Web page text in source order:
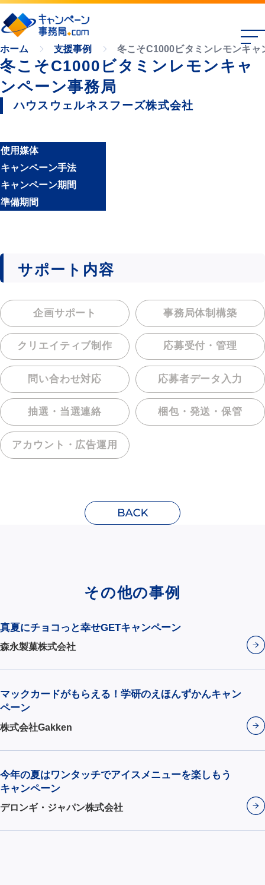
ホーム 支援事例 冬こそC1000ビタミンレモンキャ
冬こそC1000ビタミンレモンキャ
ンペーン事務局
ハウスウェルネスフーズ株式会社
使用媒体
キャンペーン手法
キャンペーン期間
準備期間
サポート内容
企画サポート 事務局体制構築
クリエイティブ制作 応募受付・管理
問い合わせ対応 応募者データ入力
抽選・当選連絡 梱包・発送・保管
アカウント・ 広告運用
その他の事例
真夏にチョコっと幸せGETキャンペーン
森永製菓株式会社
マックカードがもらえる！学研のえほんずかんキャン
ペーン
株式会社Gakken
今年の夏はワンタッチでアイスメニューを楽しもう
キャンペーン
デロンギ・ジャパン株式会社